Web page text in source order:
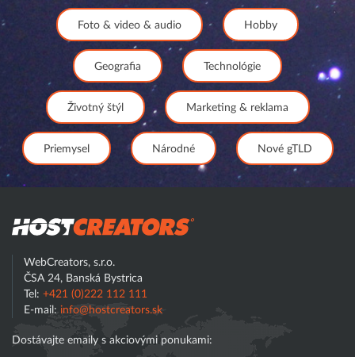
Foto & video & audio Hobby
Geografia Technológie
Životný štýl Marketing & reklama
Priemysel Národné Nové gTLD
WebCreators, s.r.o.
ČSA 24, Banská Bystrica
Tel: +421 (0)222 112 111
E-mail: info@hostcreators.sk
Dostávajte emaily s akciovými ponukami: